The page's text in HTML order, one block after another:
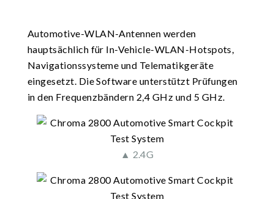
Automotive-WLAN-Antennen werden
hauptsächlich für In-Vehicle-WLAN-Hotspots,
Navigationssysteme und Telematikgeräte
eingesetzt. Die Software unterstützt Prüfungen
in den Frequenzbändern 2,4 GHz und 5 GHz.
▲ 2.4G